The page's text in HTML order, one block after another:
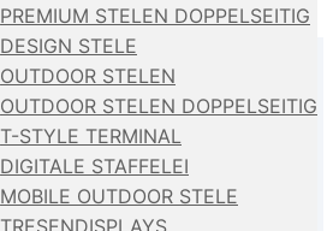
PREMIUM STELEN DOPPELSEITIG
DESIGN STELE
OUTDOOR STELEN
OUTDOOR STELEN DOPPELSEITIG
T-STYLE TERMINAL
DIGITALE STAFFELEI
MOBILE OUTDOOR STELE
TRESENDISPLAYS